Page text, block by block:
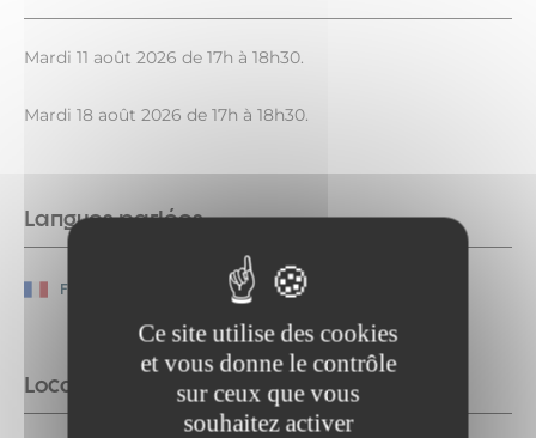
Ce site utilise des cookies
et vous donne le contrôle
sur ceux que vous
souhaitez activer
Mardi 11 août 2026 de 17h à 18h30.
Mardi 18 août 2026 de 17h à 18h30.
Langues parlées
Français
Localisation